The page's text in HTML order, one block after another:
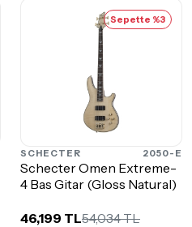
Sepette %3
SCHECTER 2050-E
Schecter Omen Extreme-
4 Bas Gitar (Gloss Natural)
46,199 TL54,034 TL